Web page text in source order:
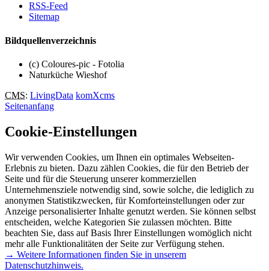
RSS-Feed
Sitemap
Bildquellenverzeichnis
(c) Coloures-pic - Fotolia
Naturküche Wieshof
CMS: LivingData komXcms
Seitenanfang
Cookie-Einstellungen
Wir verwenden Cookies, um Ihnen ein optimales Webseiten-
Erlebnis zu bieten. Dazu zählen Cookies, die für den Betrieb der
Seite und für die Steuerung unserer kommerziellen
Unternehmensziele notwendig sind, sowie solche, die lediglich zu
anonymen Statistikzwecken, für Komforteinstellungen oder zur
Anzeige personalisierter Inhalte genutzt werden. Sie können selbst
entscheiden, welche Kategorien Sie zulassen möchten. Bitte
beachten Sie, dass auf Basis Ihrer Einstellungen womöglich nicht
mehr alle Funktionalitäten der Seite zur Verfügung stehen.
→ Weitere Informationen finden Sie in unserem
Datenschutzhinweis.